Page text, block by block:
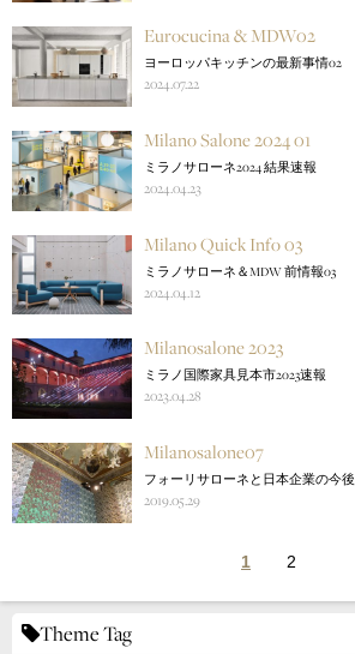
Eurocucina & MDW02
ヨーロッパキッチンの最新事情02
2024.07.22
Milano Salone 2024 01
ミラノサローネ2024 結果速報
2024.04.23
Milano Quick Info 03
ミラノサローネ＆MDW 前情報03
2024.04.12
Milanosalone 2023
ミラノ国際家具見本市2023速報
2023.04.28
Milanosalone07
フォーリサローネと日本企業の今後
2019.05.29
1 2
Theme Tag